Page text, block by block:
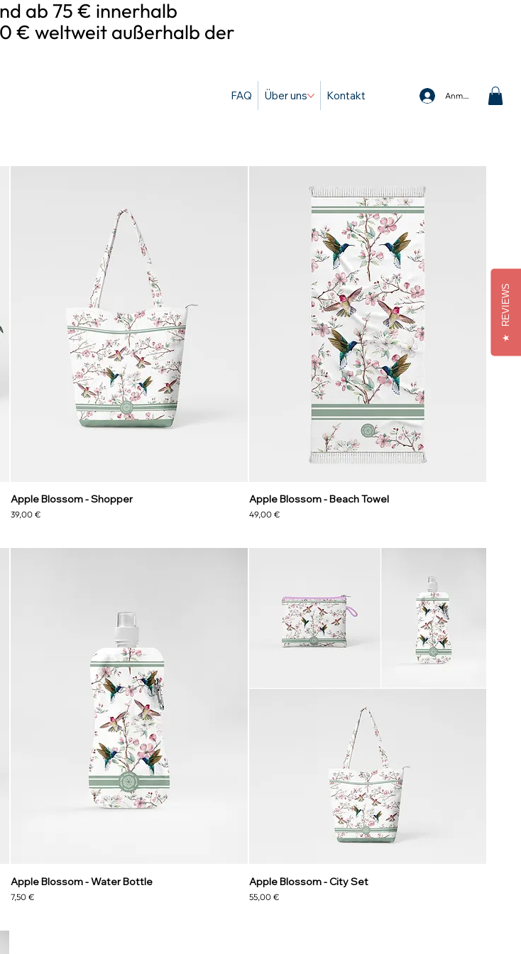
Anmelden
FAQ Über uns Kontakt
ab 75 € innerhalb
€ weltweit außerhalb der
Apple Blossom - Shopper
Preis
39,00 €
Apple Blossom - Beach Towel
Preis
49,00 €
Apple Blossom - Water Bottle
Preis
7,50 €
Apple Blossom - City Set
Preis
55,00 €
★
REVIEWS